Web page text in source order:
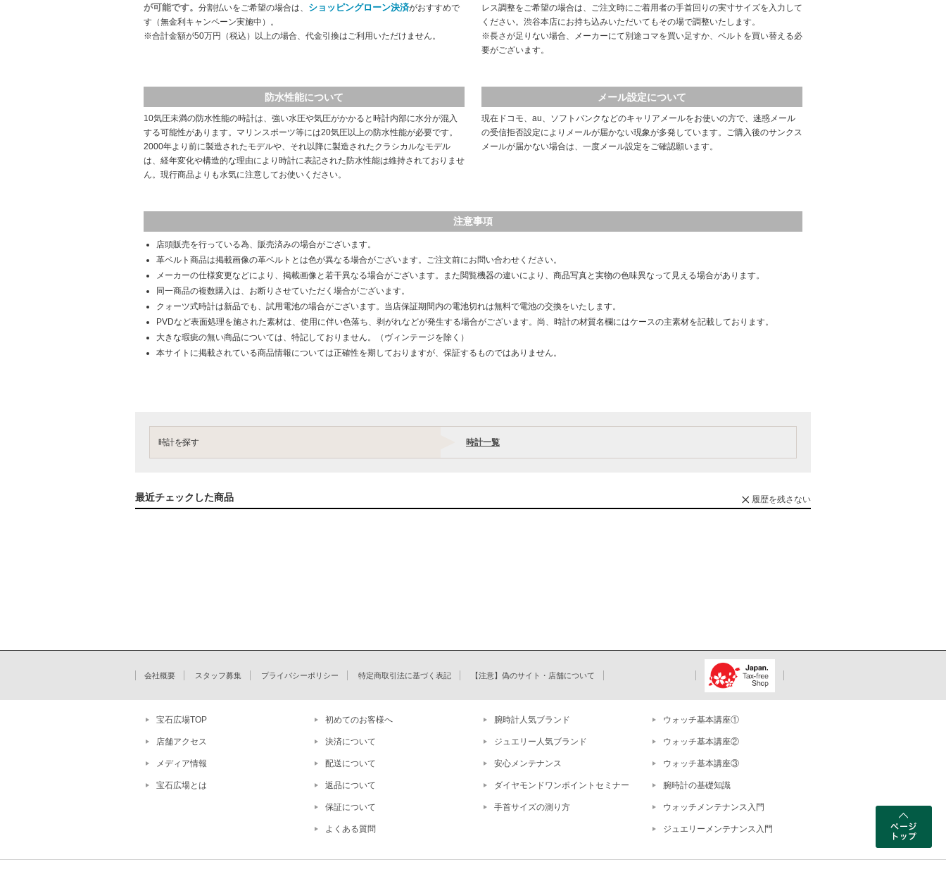
が可能です。 分割払いをご希望の場合は、 ショッピングローン決済がおすすめで
す（無金利キャンペーン実施中）。
※合計金額が50万円（税込）以上の場合、代金引換はご利用いただけません。
レス調整をご希望の場合は、ご注文時にご着用者の手首回りの実寸サイズを入力して
ください。渋谷本店にお持ち込みいただいてもその場で調整いたします。
※長さが足りない場合、メーカーにて別途コマを買い足すか、ベルトを買い替える必
要がございます。
防水性能について
10気圧未満の防水性能の時計は、強い水圧や気圧がかかると時計内部に水分が混入
する可能性があります。マリンスポーツ等には20気圧以上の防水性能が必要です。
2000年より前に製造されたモデルや、それ以降に製造されたクラシカルなモデル
は、経年変化や構造的な理由により時計に表記された防水性能は維持されておりませ
ん。現行商品よりも水気に注意してお使いください。
メール設定について
現在ドコモ、au、ソフトバンクなどのキャリアメールをお使いの方で、迷惑メール
の受信拒否設定によりメールが届かない現象が多発しています。ご購入後のサンクス
メールが届かない場合は、一度メール設定をご確認願います。
注意事項
店頭販売を行っている為、販売済みの場合がございます。
革ベルト商品は掲載画像の革ベルトとは色が異なる場合がございます。ご注文前にお問い合わせください。
メーカーの仕様変更などにより、掲載画像と若干異なる場合がございます。また閲覧機器の違いにより、商品写真と実物の色味異なって見える場合があります。
同一商品の複数購入は、お断りさせていただく場合がございます。
クォーツ式時計は新品でも、試用電池の場合がございます。当店保証期間内の電池切れは無料で電池の交換をいたします。
PVDなど表面処理を施された素材は、使用に伴い色落ち、剥がれなどが発生する場合がございます。尚、時計の材質名欄にはケースの主素材を記載しております。
大きな瑕疵の無い商品については、特記しておりません。（ヴィンテージを除く）
本サイトに掲載されている商品情報については正確性を期しておりますが、保証するものではありません。
時計を探す 時計一覧
最近チェックした商品 履歴を残さない
会社概要 スタッフ募集 プライバシーポリシー 特定商取引法に基づく表記 【注意】偽のサイト・店舗について
宝石広場TOP
店舗アクセス
メディア情報
宝石広場とは
初めてのお客様へ
決済について
配送について
返品について
保証について
よくある質問
腕時計人気ブランド
ジュエリー人気ブランド
安心メンテナンス
ダイヤモンドワンポイントセミナー
手首サイズの測り方
ウォッチ基本講座①
ウォッチ基本講座②
ウォッチ基本講座③
腕時計の基礎知識
ウォッチメンテナンス入門
ジュエリーメンテナンス入門